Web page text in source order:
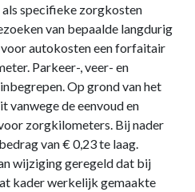
als specifieke zorgkosten
van bepaalde langdurig
autokosten een forfaitair
Parkeer-, veer- en
Op grond van het
de eenvoud en
zorgkilometers. Bij nader
van € 0,23 te laag.
wijziging geregeld dat bij
kader werkelijk gemaakte